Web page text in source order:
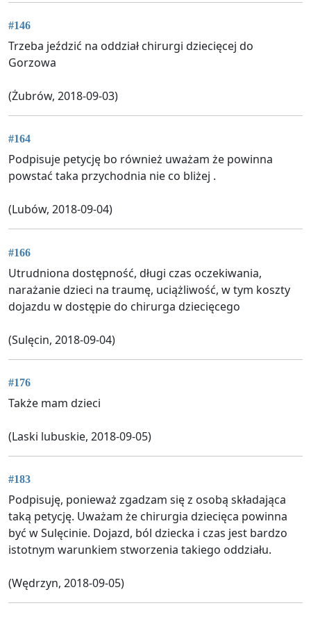
#146
Trzeba jeździć na oddział chirurgi dziecięcej do
Gorzowa
(Żubrów, 2018-09-03)
#164
Podpisuje petycję bo również uważam że powinna
powstać taka przychodnia nie co bliżej .
(Lubów, 2018-09-04)
#166
Utrudniona dostępność, długi czas oczekiwania,
narażanie dzieci na traumę, uciążliwość, w tym koszty
dojazdu w dostępie do chirurga dziecięcego
(Sulęcin, 2018-09-04)
#176
Także mam dzieci
(Laski lubuskie, 2018-09-05)
#183
Podpisuję, ponieważ zgadzam się z osobą składająca
taką petycję. Uważam że chirurgia dziecięca powinna
być w Sulęcinie. Dojazd, ból dziecka i czas jest bardzo
istotnym warunkiem stworzenia takiego oddziału.
(Wędrzyn, 2018-09-05)